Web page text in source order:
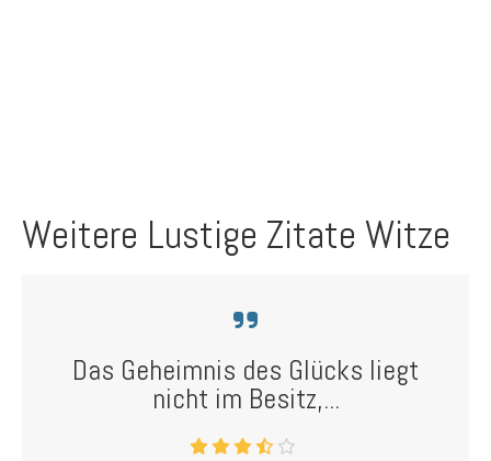
Weitere Lustige Zitate Witze
Das Geheimnis des Glücks liegt
nicht im Besitz,...